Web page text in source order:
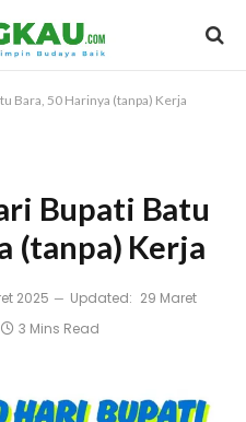
Bara, 50 Harinya (tanpa) Kerja
Bupati Batu
(tanpa) Kerja
2025 Updated: 29 Maret
3 Mins Read